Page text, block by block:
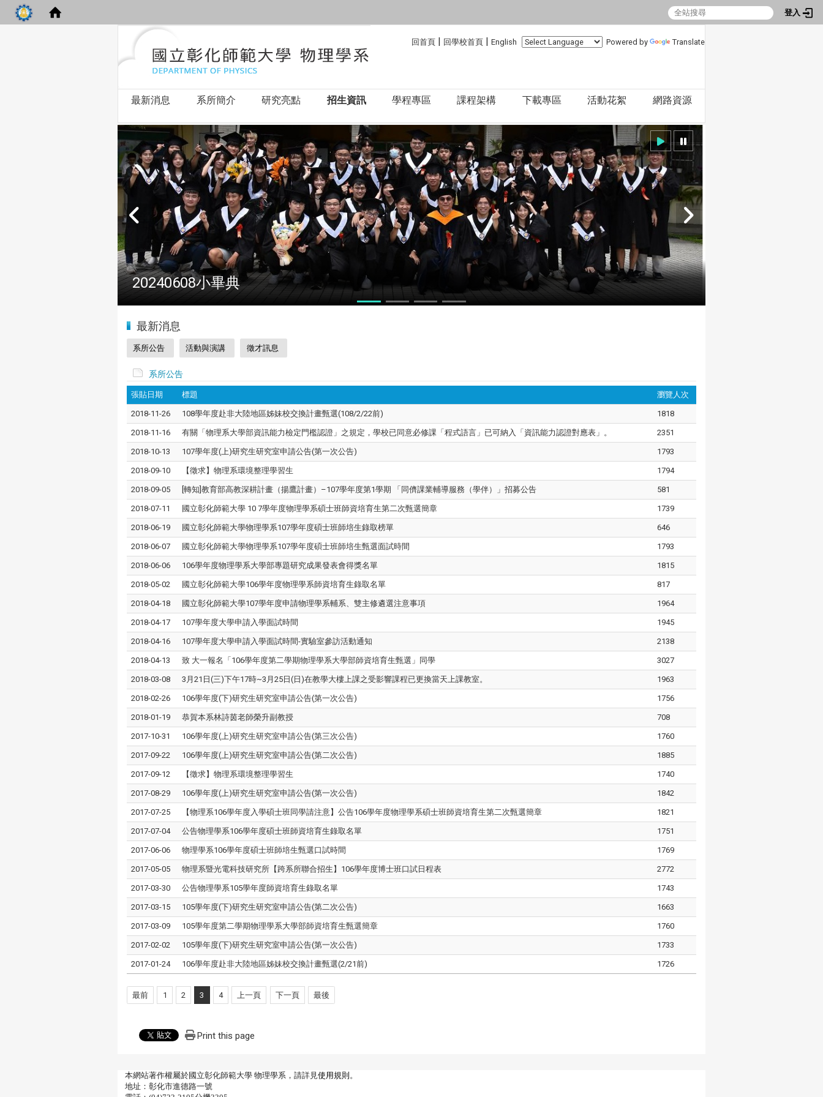
登入
回首頁 | 回學校首頁 | English Powered by Translate
最新消息 系所簡介 研究亮點 招生資訊 學程專區 課程架構 下載專區 活動花絮 網路資源
2024全國物理學科能力競賽
最新消息
系所公告 活動與演講 徵才訊息
系所公告
張貼日期 標題 瀏覽人次
2018-11-26 108學年度赴非大陸地區姊妹校交換計畫甄選(108/2/22前) 1818
2018-11-16 有關「物理系大學部資訊能力檢定門檻認證」之規定，學校已同意必修課「程式語言」已可納入「資訊能力認證對應表」。 2351
2018-10-13 107學年度(上)研究生研究室申請公告(第一次公告) 1793
2018-09-10 【徵求】物理系環境整理學習生 1794
2018-09-05 [轉知]教育部高教深耕計畫（揚鷹計畫）–107學年度第1學期 「同儕課業輔導服務（學伴）」招募公告 581
2018-07-11 國立彰化師範大學 10 7學年度物理學系碩士班師資培育生第二次甄選簡章 1739
2018-06-19 國立彰化師範大學物理學系107學年度碩士班師培生錄取榜單 646
2018-06-07 國立彰化師範大學物理學系107學年度碩士班師培生甄選面試時間 1793
2018-06-06 106學年度物理學系大學部專題研究成果發表會得獎名單 1815
2018-05-02 國立彰化師範大學106學年度物理學系師資培育生錄取名單 817
2018-04-18 國立彰化師範大學107學年度申請物理學系輔系、雙主修遴選注意事項 1964
2018-04-17 107學年度大學申請入學面試時間 1945
2018-04-16 107學年度大學申請入學面試時間-實驗室參訪活動通知 2138
2018-04-13 致 大一報名「106學年度第二學期物理學系大學部師資培育生甄選」同學 3027
2018-03-08 3月21日(三)下午17時~3月25日(日)在教學大樓上課之受影響課程已更換當天上課教室。 1963
2018-02-26 106學年度(下)研究生研究室申請公告(第一次公告) 1756
2018-01-19 恭賀本系林詩茵老師榮升副教授 708
2017-10-31 106學年度(上)研究生研究室申請公告(第三次公告) 1760
2017-09-22 106學年度(上)研究生研究室申請公告(第二次公告) 1885
2017-09-12 【徵求】物理系環境整理學習生 1740
2017-08-29 106學年度(上)研究生研究室申請公告(第一次公告) 1842
2017-07-25 【物理系106學年度入學碩士班同學請注意】公告106學年度物理學系碩士班師資培育生第二次甄選簡章 1821
2017-07-04 公告物理學系106學年度碩士班師資培育生錄取名單 1751
2017-06-06 物理學系106學年度碩士班師培生甄選口試時間 1769
2017-05-05 物理系暨光電科技研究所【跨系所聯合招生】106學年度博士班口試日程表 2772
2017-03-30 公告物理學系105學年度師資培育生錄取名單 1743
2017-03-15 105學年度(下)研究生研究室申請公告(第二次公告) 1663
2017-03-09 105學年度第二學期物理學系大學部師資培育生甄選簡章 1760
2017-02-02 105學年度(下)研究生研究室申請公告(第一次公告) 1733
2017-01-24 106學年度赴非大陸地區姊妹校交換計畫甄選(2/21前) 1726
最前 1 2 3 4 上一頁 下一頁 最後
Print this page
本網站著作權屬於國立彰化師範大學 物理學系，請詳見使用規則 。
地址：彰化市進德路一號